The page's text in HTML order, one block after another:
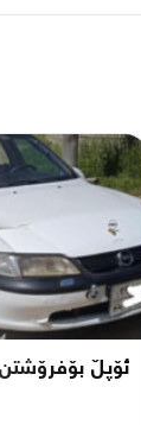
ئۆپڵ بۆفرۆشتن